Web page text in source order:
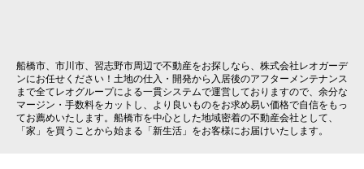
船橋市、市川市、習志野市周辺で不動産をお探しなら、株式会社レオガーデ
ンにお任せください！土地の仕入・開発から入居後のアフターメンテナンス
まで全てレオグループによる一貫システムで運営しておりますので、余分な
マージン・手数料をカットし、より良いものをお求め易い価格で自信をもっ
てお薦めいたします。船橋市を中心とした地域密着の不動産会社として、
「家」を買うことから始まる「新生活」をお客様にお届けいたします。